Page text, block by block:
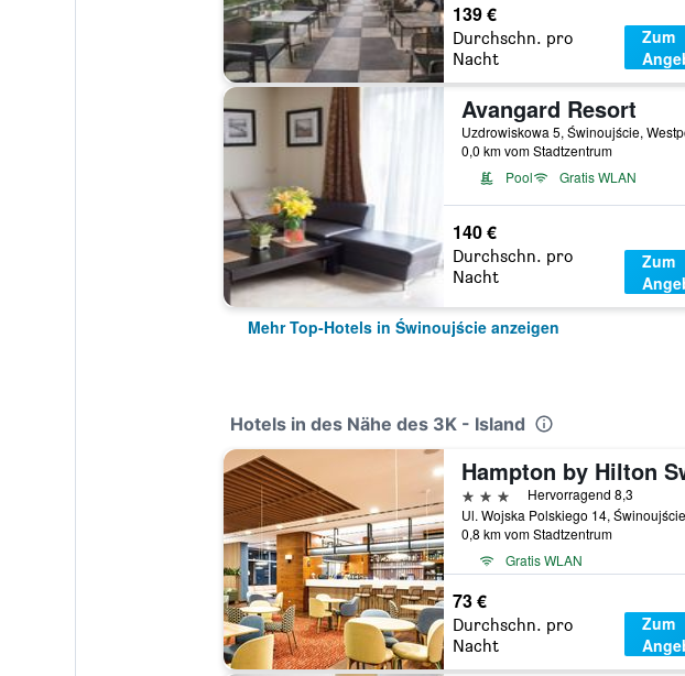
139 €
Durchschn. pro
Nacht
Zum
Avangard Resort
0,0 km vom Stadtzentrum
Pool
Gratis WLAN
140 €
Durchschn. pro
Nacht
Zum
Mehr Top-Hotels in Świnoujście anzeigen
Hotels in des Nähe des 3K - Island
3 Sterne
Hervorragend 8,3
0,8 km vom Stadtzentrum
Gratis WLAN
73 €
Durchschn. pro
Nacht
Zum